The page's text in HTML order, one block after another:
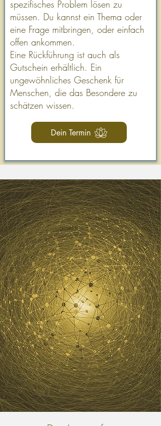
spezifisches Problem lösen zu
müssen. Du kannst ein Thema oder
eine Frage mitbringen, oder einfach
offen ankommen.
Eine Rückführung ist auch als
Gutschein erhältlich. Ein
ungewöhnliches Geschenk für
Menschen, die das Besondere zu
schätzen wissen.
Dein Termin